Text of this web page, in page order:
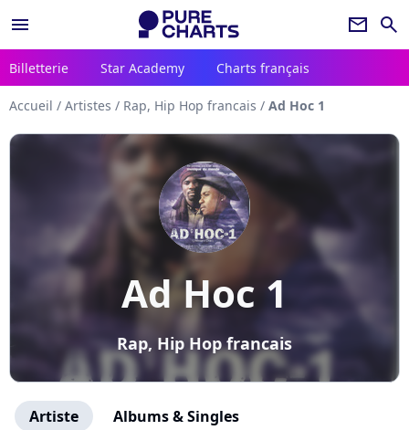
menu newsletter search
Billetterie Star Academy Charts français
Accueil / Artistes / Rap, Hip Hop francais / Ad Hoc 1
Ad Hoc 1
Rap, Hip Hop francais
Artiste Albums & Singles